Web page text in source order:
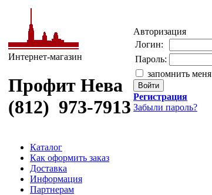
Интернет-магазин
Профит Нева
(812) 973-7913
Авторизация
Логин:
Пароль:
запомнить меня
Регистрация
Забыли пароль?
Каталог
Как оформить заказ
Доставка
Информация
Партнерам